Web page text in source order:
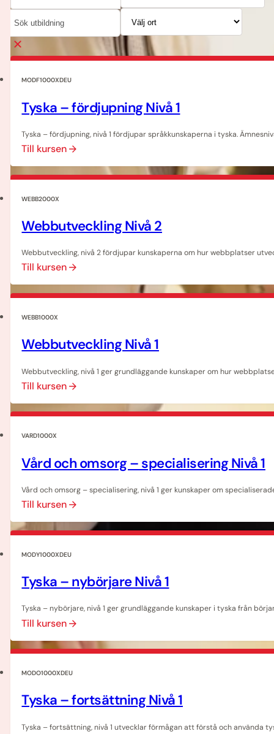
MODF1000XDEU
Tyska – fördjupning Nivå 1
Tyska – fördjupning, nivå 1 fördjupar språkkunskaperna i tyska.
Till kursen
WEBB2000X
Webbutveckling Nivå 2
Webbutveckling, nivå 2 fördjupar kunskaperna om hur webbplatser
Till kursen
WEBB1000X
Webbutveckling Nivå 1
Webbutveckling, nivå 1 ger grundläggande kunskaper om hur
Till kursen
VARD1000X
Vård och omsorg – specialisering Nivå 1
Vård och omsorg – specialisering, nivå 1 ger kunskaper om
Till kursen
MODY1000XDEU
Tyska – nybörjare Nivå 1
Tyska – nybörjare, nivå 1 ger grundläggande kunskaper i tyska från
Till kursen
MODO1000XDEU
Tyska – fortsättning Nivå 1
Tyska – fortsättning, nivå 1 utvecklar förmågan att förstå och använda